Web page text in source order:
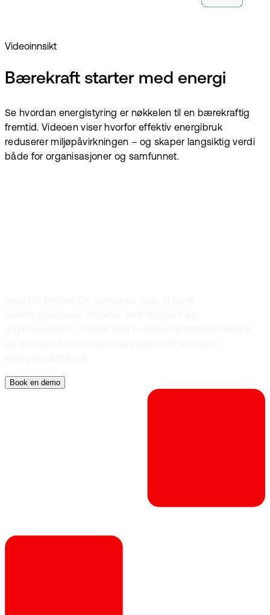
Videoinnsikt
Bærekraft starter med energi
Se hvordan energistyring er nøkkelen til en bærekraftig
fremtid. Videoen viser hvorfor effektiv energibruk
reduserer miljøpåvirkningen – og skaper langsiktig verdi
både for organisasjoner og samfunnet.
Book en demo